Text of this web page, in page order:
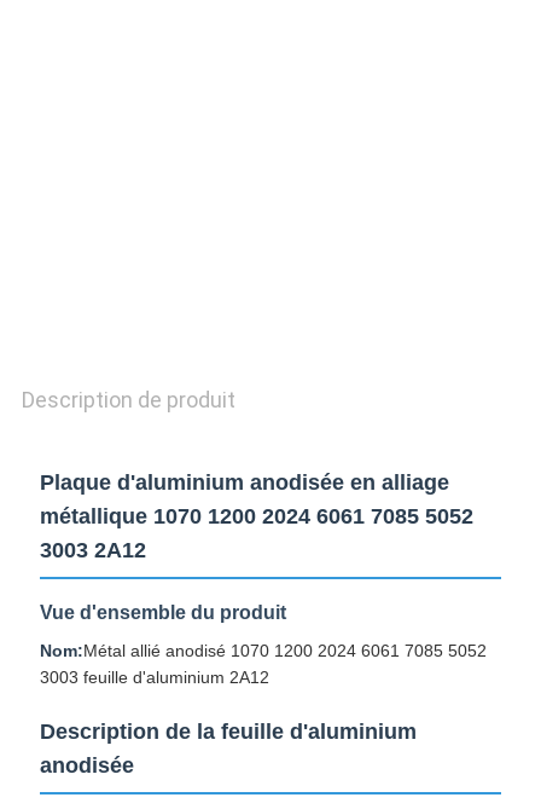
Description de produit
Plaque d'aluminium anodisée en alliage
métallique 1070 1200 2024 6061 7085 5052
3003 2A12
Vue d'ensemble du produit
Nom:Métal allié anodisé 1070 1200 2024 6061 7085 5052
3003 feuille d'aluminium 2A12
Description de la feuille d'aluminium
anodisée